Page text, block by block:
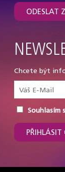
ODESLAT
Chcete být
Souhlasím
PŘIHLÁSIT